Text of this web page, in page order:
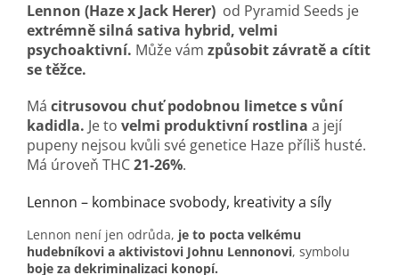
Lennon (Haze x Jack Herer) od Pyramid Seeds je
extrémně silná sativa hybrid, velmi
psychoaktivní. Může vám způsobit závratě a cítit
se těžce.
Má citrusovou chuť podobnou limetce s vůní
kadidla. Je to velmi produktivní rostlina a její
pupeny nejsou kvůli své genetice Haze příliš husté.
Má úroveň THC21-26%.
Lennon – kombinace svobody, kreativity a síly
Lennon není jen odrůda, je to pocta velkému
hudebníkovi a aktivistovi Johnu Lennonovi, symbolu
boje za dekriminalizaci konopí.